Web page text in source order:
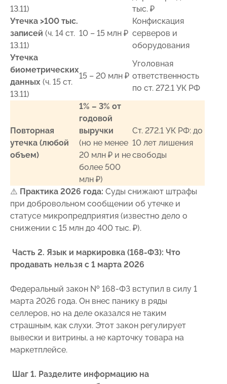
13.11)
тыс. ₽
Утечка >100 тыс.
записей (ч. 14 ст.
13.11)
10 – 15 млн ₽
Конфискация
серверов и
оборудования
Утечка
биометрических
данных (ч. 15 ст.
13.11)
15 – 20 млн ₽
Уголовная
ответственность
по ст. 272.1 УК РФ
Повторная
утечка (любой
объем)
1% – 3% от
годовой
выручки
(но не менее
20 млн ₽ и не
более 500
млн ₽)
Ст. 272.1 УК РФ: до
10 лет лишения
свободы
⚠️ Практика 2026 года: Суды снижают штрафы
при добровольном сообщении об утечке и
статусе микропредприятия (известно дело о
снижении с 15 млн до 400 тыс. ₽).
Часть 2. Язык и маркировка (168-ФЗ): Что
продавать нельзя с 1 марта 2026
Федеральный закон № 168-ФЗ вступил в силу 1
марта 2026 года. Он внес панику в ряды
селлеров, но на деле оказался не таким
страшным, как слухи. Этот закон регулирует
вывески и витрины, а не карточку товара на
маркетплейсе.
Шаг 1. Разделите информацию на